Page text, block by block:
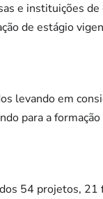
e instituições
de estágio
levando em
para a
54 projetos,